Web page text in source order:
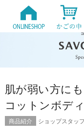
肌が弱い方に
コットンボデ
商品紹介 ショップスタッフ